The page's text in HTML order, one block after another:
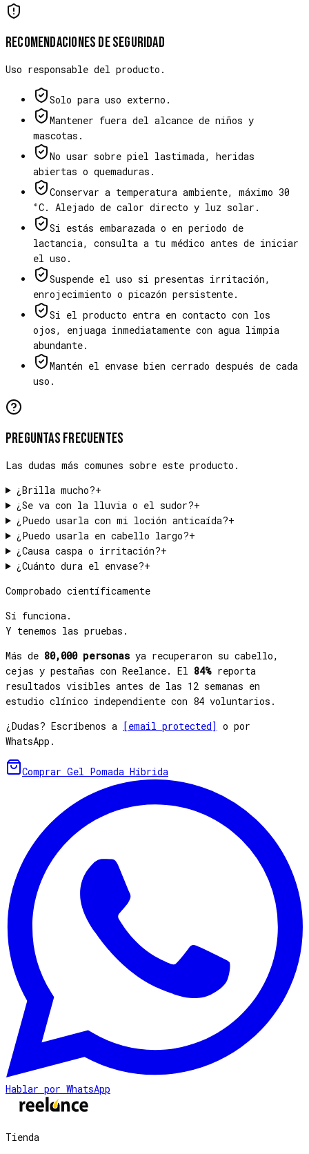
Recomendaciones de seguridad
Uso responsable del producto.
Solo para uso externo.
Mantener fuera del alcance de niños y
mascotas.
No usar sobre piel lastimada, heridas
abiertas o quemaduras.
Conservar a temperatura ambiente, máximo 30
°C. Alejado de calor directo y luz solar.
Si estás embarazada o en periodo de
lactancia, consulta a tu médico antes de iniciar
el uso.
Suspende el uso si presentas irritación,
enrojecimiento o picazón persistente.
Si el producto entra en contacto con los
ojos, enjuaga inmediatamente con agua limpia
abundante.
Mantén el envase bien cerrado después de cada
uso.
Preguntas frecuentes
Las dudas más comunes sobre este producto.
¿Brilla mucho?+
¿Se va con la lluvia o el sudor?+
¿Puedo usarla con mi loción anticaída?+
¿Puedo usarla en cabello largo?+
¿Causa caspa o irritación?+
¿Cuánto dura el envase?+
Comprobado científicamente
Sí funciona.
Y tenemos las pruebas.
Más de 80,000 personas ya recuperaron su cabello,
cejas y pestañas con Reelance. El 84% reporta
resultados visibles antes de las 12 semanas en
estudio clínico independiente con 84 voluntarios.
¿Dudas? Escríbenos a [email protected] o por
WhatsApp.
Comprar Gel Pomada Híbrida
Hablar por WhatsApp
Tienda